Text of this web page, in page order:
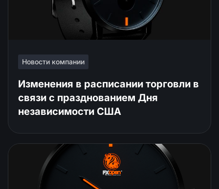
Новости компании
Изменения в расписании торговли в
связи с празднованием Дня
независимости США